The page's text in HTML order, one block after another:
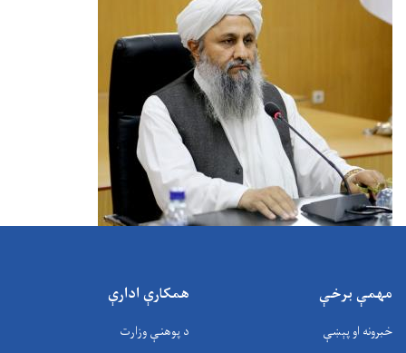
مهمې برخې
خبرونه او پېښې
همکارې ادارې
د پوهنې وزارت